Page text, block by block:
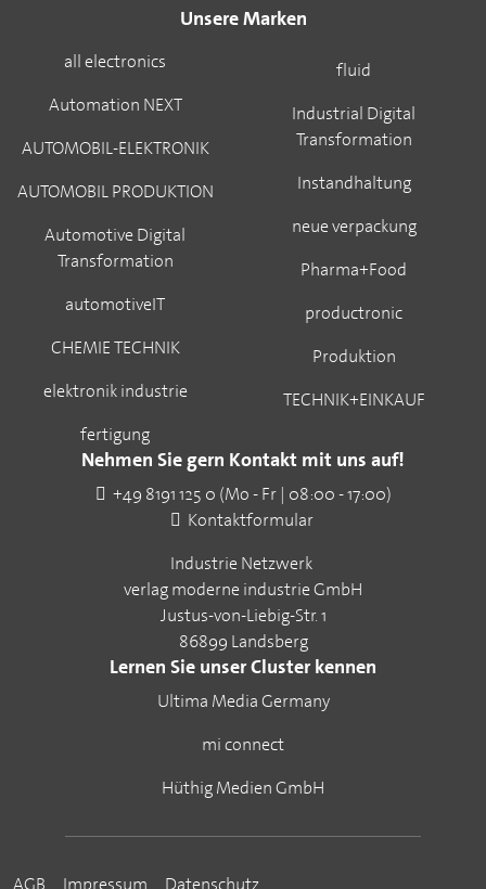
Unsere Marken
all electronics
Automation NEXT
AUTOMOBIL-ELEKTRONIK
AUTOMOBIL PRODUKTION
Automotive Digital
Transformation
automotiveIT
CHEMIE TECHNIK
elektronik industrie
fertigung
fluid
Industrial Digital
Transformation
Instandhaltung
neue verpackung
Pharma+Food
productronic
Produktion
TECHNIK+EINKAUF
Nehmen Sie gern Kontakt mit uns auf!
+49 8191 125 0 (Mo - Fr | 08:00 - 17:00)
Kontaktformular
Industrie Netzwerk
verlag moderne industrie GmbH
Justus-von-Liebig-Str. 1
86899 Landsberg
Lernen Sie unser Cluster kennen
Ultima Media Germany
mi connect
Hüthig Medien GmbH
AGB Impressum Datenschutz